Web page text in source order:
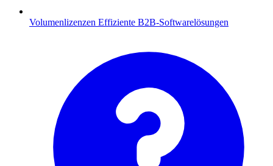
Volumenlizenzen Effiziente B2B-Softwarelösungen